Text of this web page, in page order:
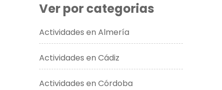
Ver por categorias
Actividades en Almería
Actividades en Cádiz
Actividades en Córdoba